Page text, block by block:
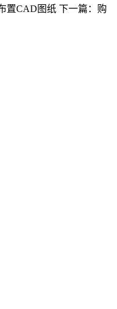
置CAD图纸 下一篇：购